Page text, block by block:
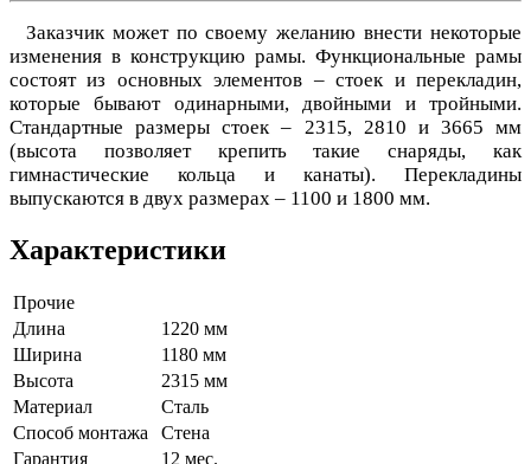
Заказчик может по своему желанию внести некоторые
изменения в конструкцию рамы. Функциональные рамы
состоят из основных элементов – стоек и перекладин,
которые бывают одинарными, двойными и тройными.
Стандартные размеры стоек – 2315, 2810 и 3665 мм
(высота позволяет крепить такие снаряды, как
гимнастические кольца и канаты). Перекладины
выпускаются в двух размерах – 1100 и 1800 мм.
Характеристики
Прочие
Длина
1220 мм
Ширина
1180 мм
Высота
2315 мм
Материал
Сталь
Способ монтажа
Стена
Гарантия
12 мес.